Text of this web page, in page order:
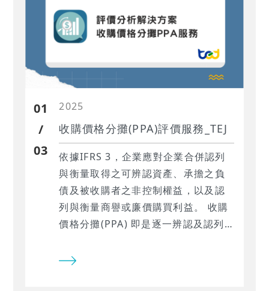
01
/
03
2025
收購價格分攤(PPA)評價服務_TEJ
依據IFRS 3，企業應對企業合併認列
與衡量取得之可辨認資產、承擔之負
債及被收購者之非控制權益，以及認
列與衡量商譽或廉價購買利益。 收購
價格分攤(PPA) 即是逐一辨認及認列
反映於被收購企業財報的資產及負